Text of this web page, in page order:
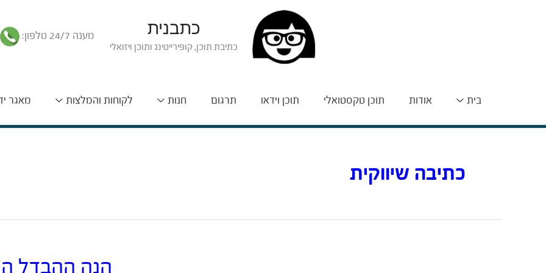
כתבנית
כתיבת תוכן, קופירייטינג ותוכן ויזואלי
מענה 24/7 טלפון:
בית אודות תוכן טקסטואלי תוכן וידאו תרגום חנות לקוחות והמלצות מאגר
כתיבה שיווקית
הנה ההבדל